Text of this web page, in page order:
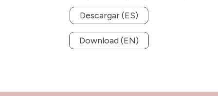
Descargar (ES)
Download (EN)